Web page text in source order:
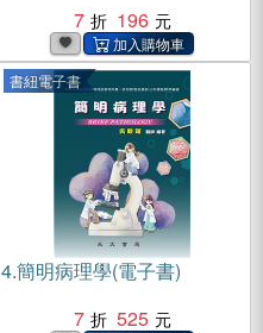
7
196
書紐電子書
4.簡明病理學(電子書)
7
525